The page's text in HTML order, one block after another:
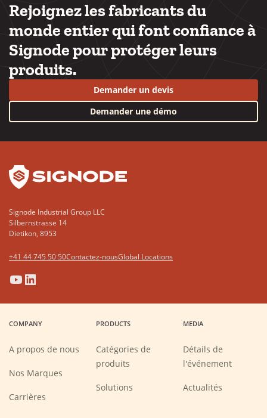
Rejoignez les fabricants du
monde entier qui font confiance à
Signode pour protéger leurs
produits.
Demander un devis
Demander une démo
Signode Industrial Group LLC
Silbernstrasse 14
Dietikon, 8953
+41 44 745 50 50Contactez-nousGlobal Locations
(Opens
in
new
window)
(Opens
in
new
window)
(Opens
in
new
window)
(Opens
in
new
window)
COMPANY
A propos de nous
Nos Marques
Carrières
PRODUCTS
Catégories de
produits
Solutions
MEDIA
Détails de
l'événement
Actualités